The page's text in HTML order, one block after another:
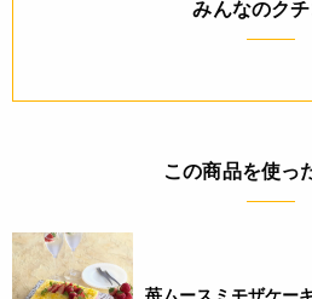
◆商品の在庫・販売状況について◆
・諸事情により、予告なく販売終
・はじめてご使用の際は型をキズつ
けたスポンジ等でよく洗ってからお
みんなのクチ
この商品を使っ
苺ムースミモザケー